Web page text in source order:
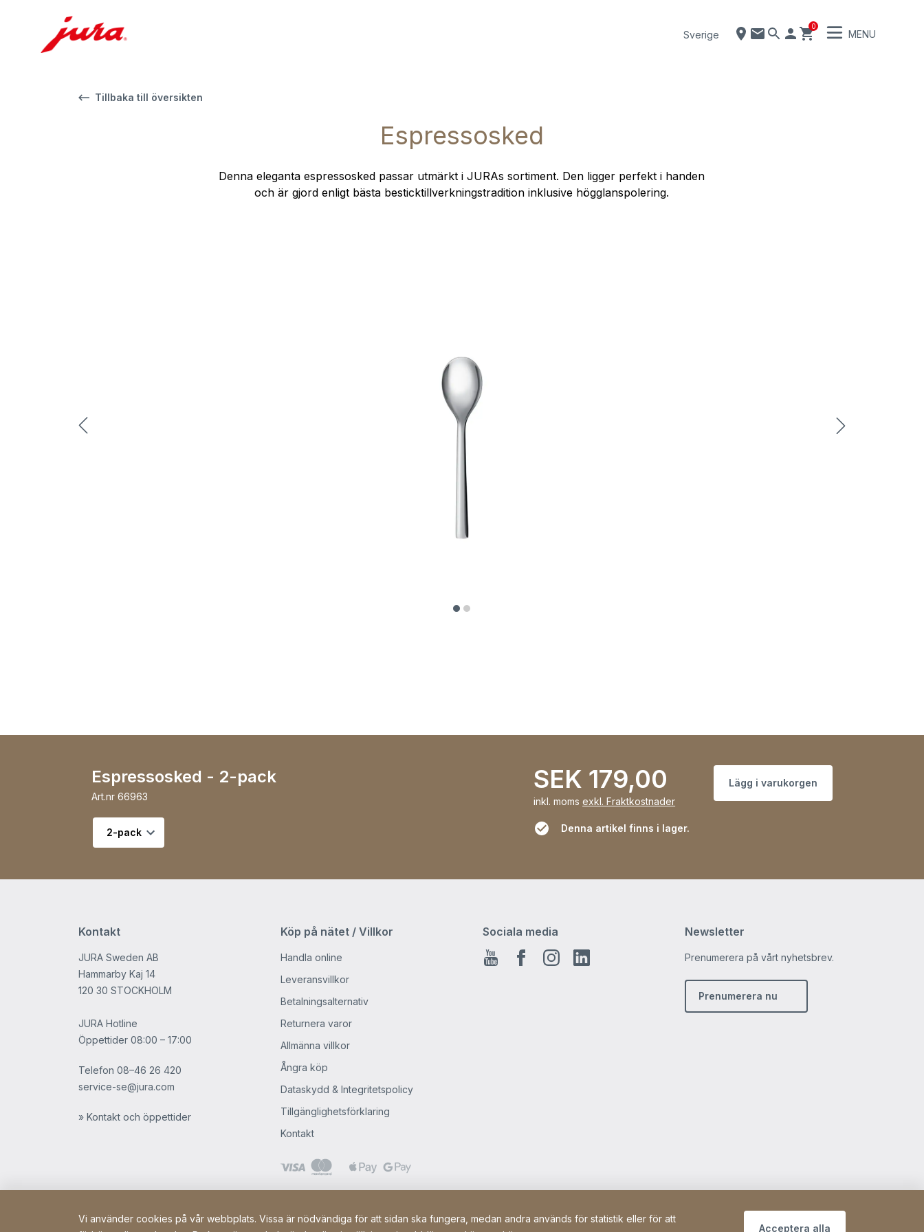
Sverige
0
MENU
Tillbaka till översikten
Espressosked
Denna eleganta espressosked passar utmärkt i JURAs sortiment. Den ligger perfekt i handen
och är gjord enligt bästa besticktillverkningstradition inklusive högglanspolering.
SEK 179,00
inkl. moms exkl. Fraktkostnader
Lägg i varukorgen
Denna artikel finns i lager.
Välj variant
Espressosked - 2-pack
Art.nr 66963
Kontakt
JURA Sweden AB
Hammarby Kaj 14
120 30 STOCKHOLM
JURA Hotline
Öppettider 08:00 – 17:00
Telefon 08–46 26 420
service-se@jura.com
» Kontakt och öppettider
Köp på nätet / Villkor
Handla online
Leveransvillkor
Betalningsalternativ
Returnera varor
Allmänna villkor
Ångra köp
Dataskydd & Integritetspolicy
Tillgänglighetsförklaring
Kontakt
Sociala media Newsletter
Prenumerera på vårt nyhetsbrev.
Prenumerera nu
Vi använder cookies på vår webbplats. Vissa är nödvändiga för att sidan ska fungera, medan andra används för statistik eller för att
Acceptera alla